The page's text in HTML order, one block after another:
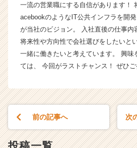
ャ
ー・
成
長
業
か
カ
一流の営業職にする自信があります！
acebookのようなIT公共インフラを開
が当社のビジョン。 入社直後の仕事内
将来性や方向性で会社選びをしたいと
一緒に働きたいと考えています。 興味
ては、 今回がラストチャンス！ ぜひご
前の記事へ 次
投稿一覧